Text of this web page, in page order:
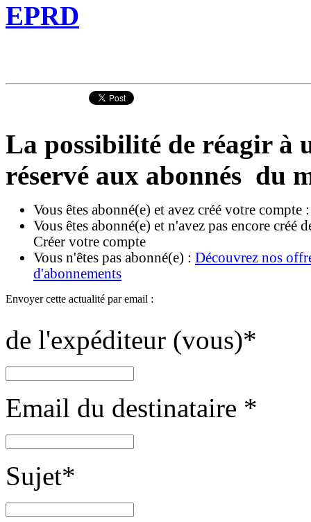
EPRD
La possibilité de réagir à
réservé aux abonnés du
Vous êtes abonné(e) et avez créé votre compte
Vous êtes abonné(e) et n'avez pas encore créé
Créer votre compte
Vous n'êtes pas abonné(e) : Découvrez nos
d'abonnements
Envoyer cette actualité par email :
de l'expéditeur (vous)*
Email du destinataire *
Sujet*